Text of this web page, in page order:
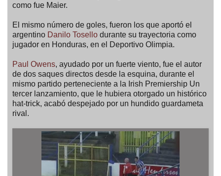
como fue Maier.
El mismo número de goles, fueron los que aportó el
argentino Danilo Tosello durante su trayectoria como
jugador en Honduras, en el Deportivo Olimpia.
Paul Owens, ayudado por un fuerte viento, fue el autor
de dos saques directos desde la esquina, durante el
mismo partido perteneciente a la Irish Premiership Un
tercer lanzamiento, que le hubiera otorgado un histórico
hat-trick, acabó despejado por un hundido guardameta
rival.